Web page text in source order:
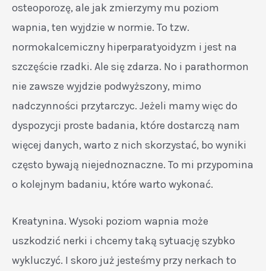
osteoporozę, ale jak zmierzymy mu poziom
wapnia, ten wyjdzie w normie. To tzw.
normokalcemiczny hiperparatyoidyzm i jest na
szczęście rzadki. Ale się zdarza. No i parathormon
nie zawsze wyjdzie podwyższony, mimo
nadczynności przytarczyc. Jeżeli mamy więc do
dyspozycji proste badania, które dostarczą nam
więcej danych, warto z nich skorzystać, bo wyniki
często bywają niejednoznaczne. To mi przypomina
o kolejnym badaniu, które warto wykonać.
Kreatynina. Wysoki poziom wapnia może
uszkodzić nerki i chcemy taką sytuację szybko
wykluczyć. I skoro już jesteśmy przy nerkach to